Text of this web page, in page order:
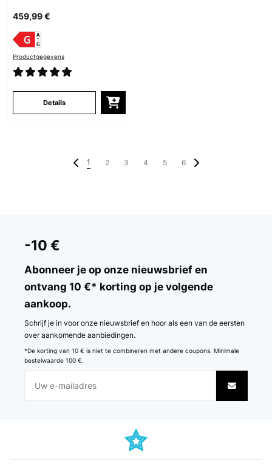
459,99 €
Productgegevens
Details
1 2 3 4 5 6
-10 €
Abonneer je op onze nieuwsbrief en
ontvang 10 €* korting op je volgende
aankoop.
Schrijf je in voor onze nieuwsbrief en hoor als een van de eersten
over aankomende aanbiedingen.
*De korting van 10 € is niet te combineren met andere coupons. Minimale
bestelwaarde 100 €.